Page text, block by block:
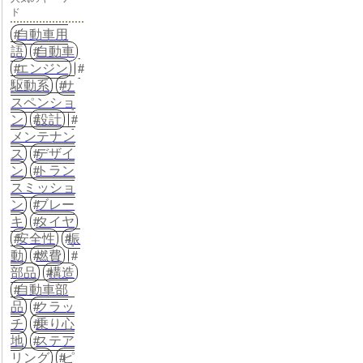
ド
自動車用
語
自動車
エンジン
駆動系
サ
スペンショ
ン
設計
メンテナン
ス
デザイ
ン
トラン
スミッショ
ン
ブレー
キ
タイヤ
安全性
振
動
燃費
部品
構造
自動車部
品
クラッ
チ
乗り心
地
ステア
リング
ピ